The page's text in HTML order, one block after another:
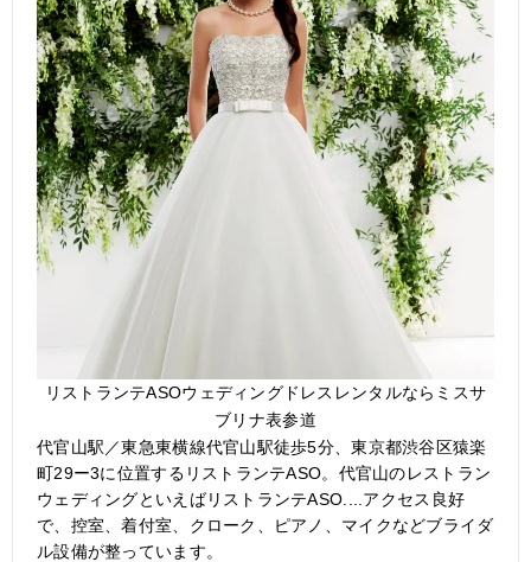
リストランテASOウェディングドレスレンタルならミスサ
ブリナ表参道
代官山駅／東急東横線代官山駅徒歩5分、東京都渋谷区猿楽
町29ー3に位置するリストランテASO。代官山のレストラン
ウェディングといえばリストランテASO....アクセス良好
で、控室、着付室、クローク、ピアノ、マイクなどブライダ
ル設備が整っています。